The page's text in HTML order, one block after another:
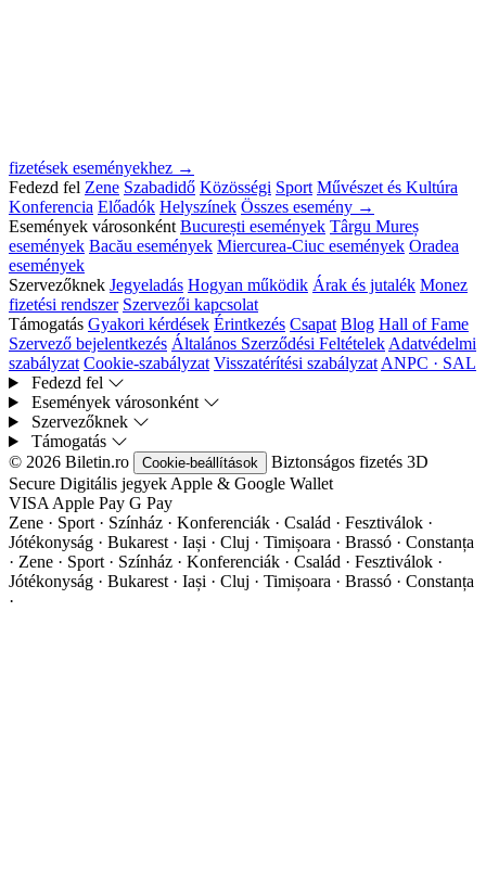
fizetések eseményekhez →
Fedezd fel Zene Szabadidő Közösségi Sport Művészet és Kultúra
Konferencia Előadók Helyszínek Összes esemény →
Események városonként București események Târgu Mureș
események Bacău események Miercurea-Ciuc események Oradea
események
Szervezőknek Jegyeladás Hogyan működik Árak és jutalék Monez
fizetési rendszer Szervezői kapcsolat
Támogatás Gyakori kérdések Érintkezés Csapat Blog Hall of Fame
Szervező bejelentkezés Általános Szerződési Feltételek Adatvédelmi
szabályzat Cookie-szabályzat Visszatérítési szabályzat ANPC · SAL
Fedezd fel
Események városonként
Szervezőknek
Támogatás
© 2026 Biletin.ro
Cookie-beállítások Biztonságos fizetés 3D
Secure Digitális jegyek Apple & Google Wallet
VISA Apple Pay G Pay
Zene · Sport · Színház · Konferenciák · Család · Fesztiválok ·
Jótékonyság · Bukarest · Iași · Cluj · Timișoara · Brassó · Constanța
· Zene · Sport · Színház · Konferenciák · Család · Fesztiválok ·
Jótékonyság · Bukarest · Iași · Cluj · Timișoara · Brassó · Constanța
·